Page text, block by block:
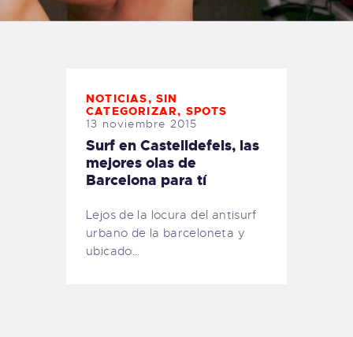
TIENDA FAMILY SURFERS
NOTICIAS,SIN
CATEGORIZAR, SPOTS
13 noviembre 2015
Surf en Castelldefels, las
mejores olas de
Barcelona para tí
Lejos de la locura del antisurf
urbano de la barceloneta y
ubicado…